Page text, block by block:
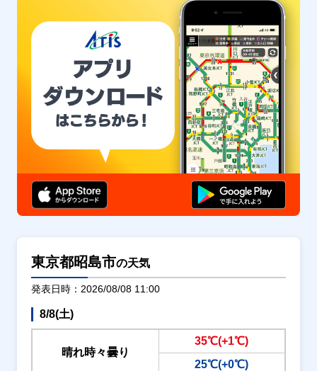
東京都昭島市の天気
発表日時：2026/08/08 11:00
8/8(土)
晴れ時々曇り
35℃(+1℃)
25℃(+0℃)